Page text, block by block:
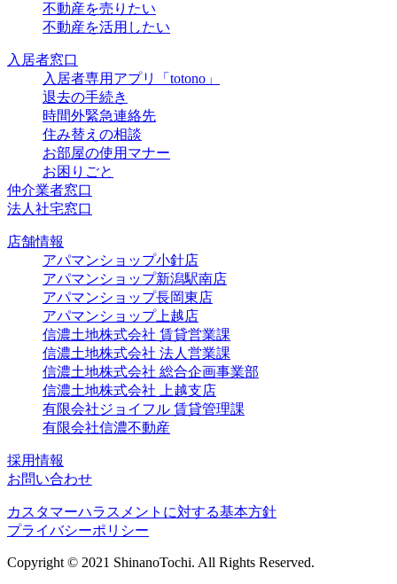
不動産を売りたい
不動産を活用したい
入居者窓口
入居者専用アプリ「totono」
退去の手続き
時間外緊急連絡先
住み替えの相談
お部屋の使用マナー
お困りごと
仲介業者窓口
法人社宅窓口
店舗情報
アパマンショップ小針店
アパマンショップ新潟駅南店
アパマンショップ長岡東店
アパマンショップ上越店
信濃土地株式会社 賃貸営業課
信濃土地株式会社 法人営業課
信濃土地株式会社 総合企画事業部
信濃土地株式会社 上越支店
有限会社ジョイフル 賃貸管理課
有限会社信濃不動産
採用情報
お問い合わせ
カスタマーハラスメントに対する基本方針
プライバシーポリシー
Copyright © 2021 ShinanoTochi. All Rights Reserved.